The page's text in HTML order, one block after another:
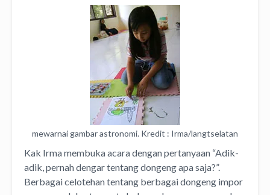
mewarnai gambar astronomi. Kredit : Irma/langtselatan
Kak Irma membuka acara dengan pertanyaan “Adik-
adik, pernah dengar tentang dongeng apa saja?”.
Berbagai celotehan tentang berbagai dongeng impor